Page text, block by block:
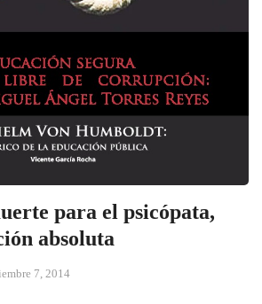
para el psicópata,
absoluta
7, 2014